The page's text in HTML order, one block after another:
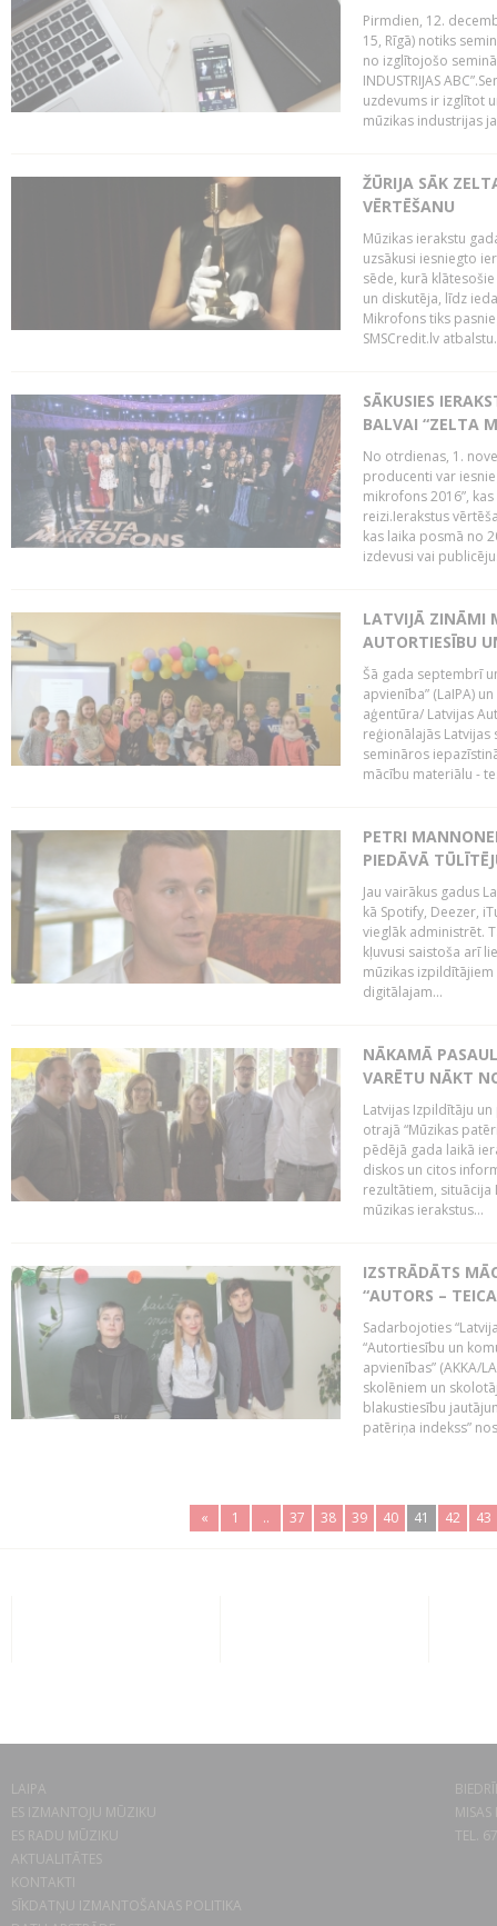
Pirmdien, 12.
15, Rīgā) notiks
no izglītojošo
INDUSTRIJAS
uzdevums ir izglītot
mūzikas industrijas
ŽŪRIJA SĀK
VĒRTĒŠANU
Mūzikas ierakstu
uzsākusi iesniegto
sēde, kurā
un diskutēja, līdz
Mikrofons tiks
SMSCredit.lv
SĀKUSIES
BALVAI “ZELTA
No otrdienas, 1.
producenti var
mikrofons 2016”,
reizi.Ierakstus
kas laika posmā no
izdevusi vai
LATVIJĀ ZINĀMI
AUTORTIESĪBU
Šā gada septembrī
apvienība” (LaIPA)
aģentūra/ Latvijas
reģionālajās
semināros
mācību materiālu -
PETRI
PIEDĀVĀ
Jau vairākus gadus
kā Spotify, Deezer,
vieglāk administrēt.
kļuvusi saistoša arī
mūzikas
digitālajam...
NĀKAMĀ
VARĒTU NĀKT
Latvijas Izpildītāju
otrajā “Mūzikas
pēdējā gada laikā
diskos un citos
rezultātiem, situācija
mūzikas ierakstus...
IZSTRĀDĀTS
“AUTORS –
Sadarbojoties
“Autortiesību un
apvienības” (AKKA/
skolēniem un
blakustiesību
patēriņa indekss”
« 1 .. 37 38 39 40 41 42 43
LAIPA
ES IZMANTOJU MŪZIKU
ES RADU MŪZIKU
AKTUALITĀTES
KONTAKTI
SĪKDATŅU IZMANTOŠANAS POLITIKA
TEL.